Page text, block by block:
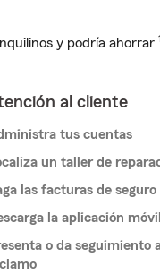
y podría ahorrar 1
al cliente
tus cuentas
un taller de
las facturas de seguro
la aplicación móvil
o da seguimiento